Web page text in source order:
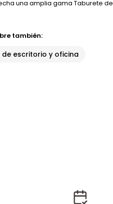
una amplia gama Taburete
también:
de escritorio y oficina